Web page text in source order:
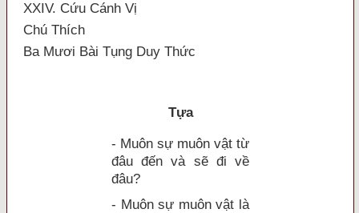
XXIV. Cứu Cánh Vị
Chú Thích
Ba Mươi Bài Tụng Duy Thức
Tựa
- Muôn sự muôn vật từ
đâu đến và sẽ đi về
đâu?
- Muôn sự muôn vật là